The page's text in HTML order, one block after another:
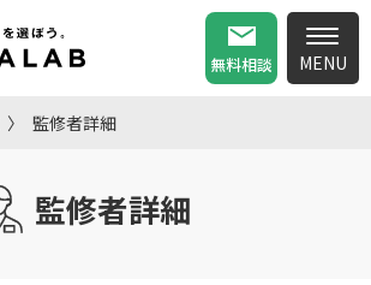
無料相談
監修者詳細
監修者詳細